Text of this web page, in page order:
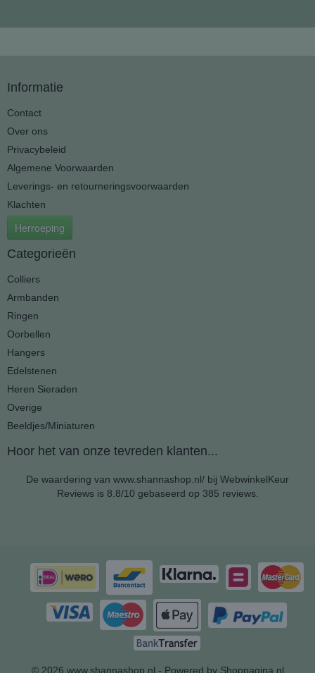
Informatie
Contact
Over ons
Privacybeleid
Algemene Voorwaarden
Leverings- en retourneringsvoorwaarden
Klachten
Herroeping
Categorieën
Colliers
Armbanden
Ringen
Oorbellen
Hangers
Edelstenen
Heren Sieraden
Overige
Beeldjes/Miniaturen
Hoor het van onze tevreden klanten...
De waardering van www.shannashop.nl/ bij WebwinkelKeur
Reviewsis 8.8/10 gebaseerd op 385 reviews.
© 2026 www.shannashop.nl - Powered by Shoppagina.nl